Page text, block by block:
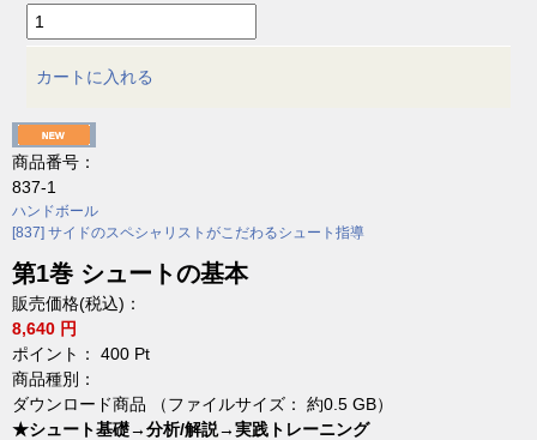
カートに入れる
商品番号：
837-1
ハンドボール
[837] サイドのスペシャリストがこだわるシュート指導
第1巻 シュートの基本
販売価格(税込)：
8,640 円
ポイント： 400 Pt
商品種別：
ダウンロード商品 （ファイルサイズ： 約0.5 GB）
★シュート基礎→分析/解説→実践トレーニング